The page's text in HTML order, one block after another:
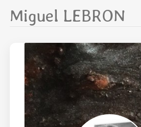
principal
Miguel LEBRON